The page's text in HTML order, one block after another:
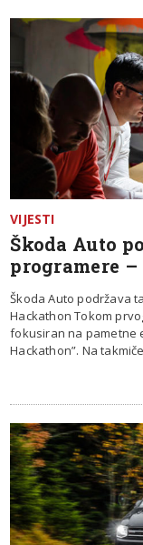
VIJESTI
Škoda Auto
programere
Škoda Auto podržava
Hackathon Tokom
fokusiran na pametne
Hackathon”. Na